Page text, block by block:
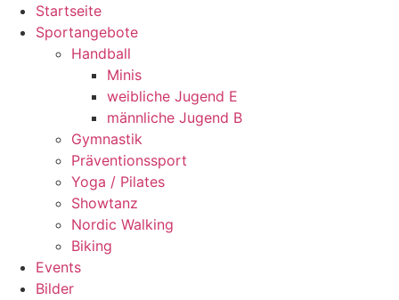
Zum
Inhalt
wechseln
Startseite
Sportangebote
Handball
Minis
weibliche Jugend E
männliche Jugend B
Gymnastik
Präventionssport
Yoga / Pilates
Showtanz
Nordic Walking
Biking
Events
Bilder